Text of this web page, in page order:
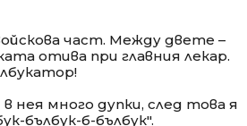
част. Между двете –
отива при главния лекар.
нея много дупки, след това я
бълбук-б-бълбук".